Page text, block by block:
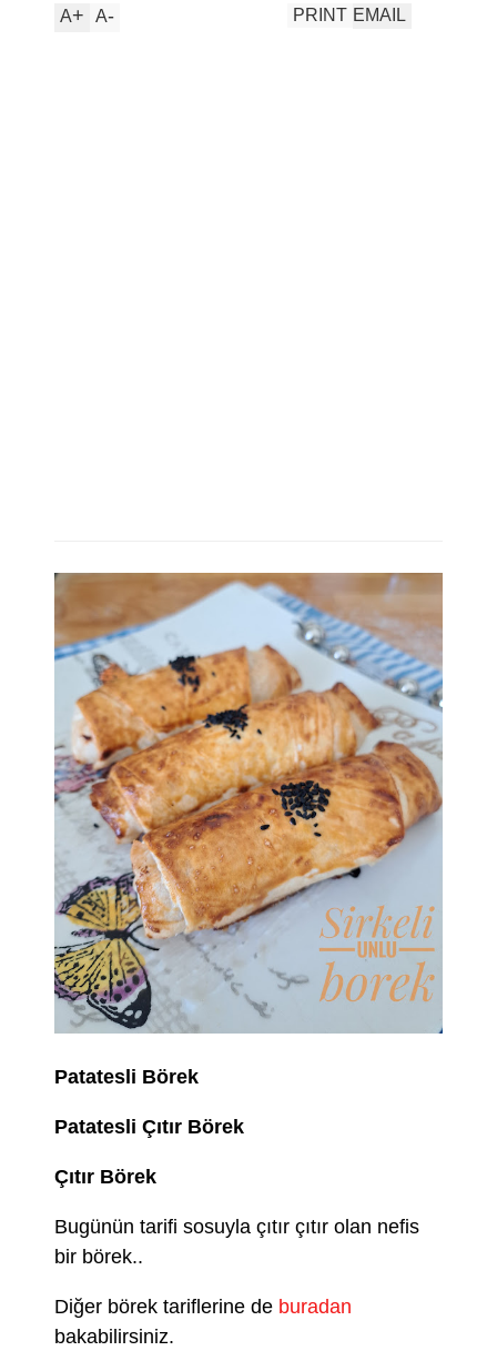
A+ A- EMAIL
PRINT
Patatesli Börek
Patatesli Çıtır Börek
Çıtır Börek
Bugünün tarifi sosuyla çıtır çıtır olan nefis
bir börek..
Diğer börek tariflerine de buradan
bakabilirsiniz.